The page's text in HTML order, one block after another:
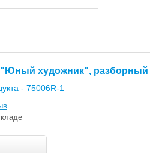
"Юный художник", разборный
- 75006R-1